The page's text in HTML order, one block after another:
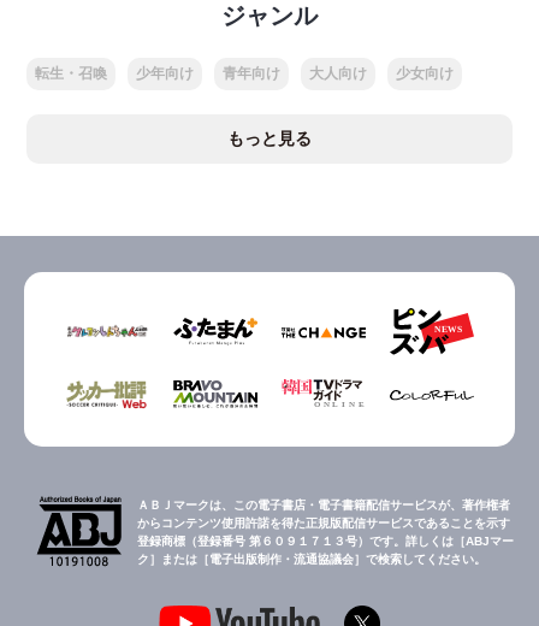
ジャンル
転生・召喚 少年向け 青年向け 大人向け 少女向け
もっと見る
ＡＢＪマークは、この電子書店・電子書籍配信サービスが、著作権者
からコンテンツ使用許諾を得た正規版配信サービスであることを示す
登録商標（登録番号 第６０９１７１３号）です。詳しくは［ABJマー
ク］または［電子出版制作・流通協議会］で検索してください。